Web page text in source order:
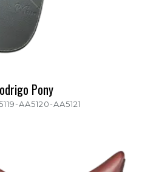
Pony
AA5120-AA5121